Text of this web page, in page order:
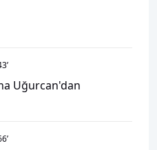
’
Uğurcan'dan
’